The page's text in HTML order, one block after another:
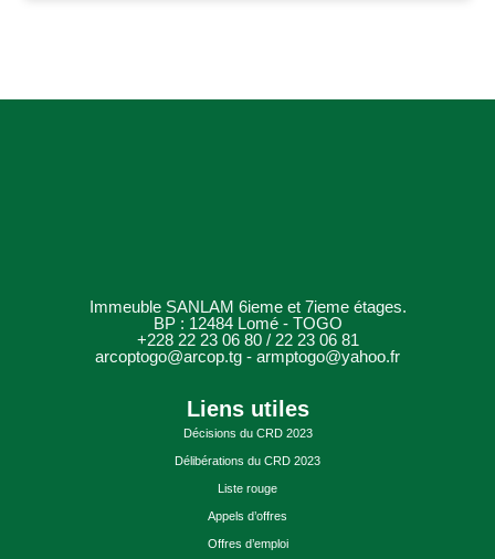
Immeuble SANLAM 6ieme et 7ieme étages.
BP : 12484 Lomé - TOGO
+228 22 23 06 80 / 22 23 06 81
arcoptogo@arcop.tg - armptogo@yahoo.fr
Liens utiles
Décisions du CRD 2023
Délibérations du CRD 2023
Liste rouge
Appels d’offres
Offres d’emploi